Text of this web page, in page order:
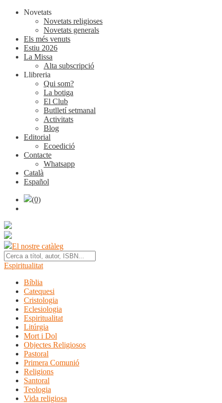
Novetats
Novetats religioses
Novetats generals
Els més venuts
Estiu 2026
La Missa
Alta subscripció
Llibreria
Qui som?
La botiga
El Club
Butlletí setmanal
Activitats
Blog
Editorial
Ecoedició
Contacte
Whatsapp
Català
Español
(0)
El nostre catàleg
Espiritualitat
Bíblia
Catequesi
Cristologia
Eclesiologia
Espiritualitat
Litúrgia
Mort i Dol
Objectes Religiosos
Pastoral
Primera Comunió
Religions
Santoral
Teologia
Vida religiosa